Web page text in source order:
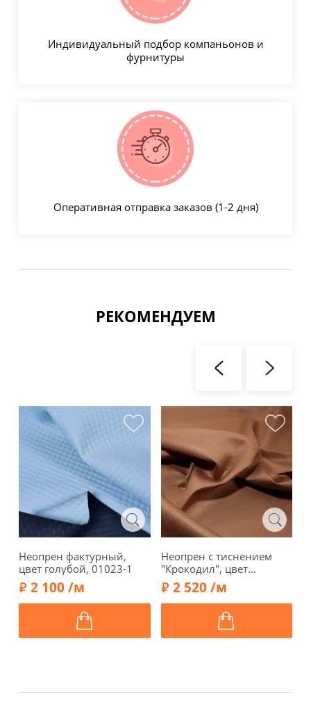
Индивидуальный подбор компаньонов и
фурнитуры
Оперативная отправка заказов (1-2 дня)
РЕКОМЕНДУЕМ
Неопрен фактурный,
цвет голубой, 01023-1
2 100 /м
Неопрен с тиснением
"Крокодил", цвет
карамель, 00181
2 520 /м